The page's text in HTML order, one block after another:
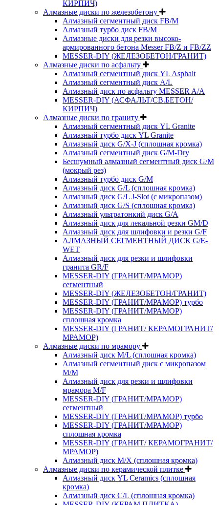
КИРПИЧ)
Алмазные диски по железобетону
Алмазный сегментный диск FB/M
Алмазный турбо диск FB/M
Алмазные диски для резки высоко-
армированного бетона Messer FB/Z и FB/ZZ
MESSER-DIY (ЖЕЛЕЗОБЕТОН/ГРАНИТ)
Алмазные диски по асфальту
Алмазный сегментный диск YL Asphalt
Алмазный сегментный диск A/L
Алмазный диск по асфальту MESSER A/A
MESSER-DIY (АСФАЛЬТ/СВ.БЕТОН/
КИРПИЧ)
Алмазные диски по граниту
Алмазный сегментный диск YL Granite
Алмазный турбо диск YL Granite
Алмазный диск G/X-J (сплошная кромка)
Алмазный сегментный диск G/M-Dry
Бесшумный алмазный сегментный диск G/M
(мокрый рез)
Алмазный турбо диск G/M
Алмазный диск G/L (сплошная кромка)
Алмазный диск G/L J-Slot (с микропазом)
Алмазный диск G/S (сплошная кромка)
Алмазный ультратонкий диск G/A
Алмазный диск для лекальной резки GM/D
Алмазный диск для шлифовки и резки G/F
АЛМАЗНЫЙ СЕГМЕНТНЫЙ ДИСК G/E-
WET
Алмазный диск для резки и шлифовки
гранита GR/F
MESSER-DIY (ГРАНИТ/МРАМОР)
сегментный
MESSER-DIY (ЖЕЛЕЗОБЕТОН/ГРАНИТ)
MESSER-DIY (ГРАНИТ/МРАМОР) турбо
MESSER-DIY (ГРАНИТ/МРАМОР)
сплошная кромка
MESSER-DIY (ГРАНИТ/ КЕРАМОГРАНИТ/
МРАМОР)
Алмазные диски по мрамору
Алмазный диск M/L (сплошная кромка)
Алмазный сегментный диск с микропазом
M/M
Алмазный диск для резки и шлифовки
мрамора M/F
MESSER-DIY (ГРАНИТ/МРАМОР)
сегментный
MESSER-DIY (ГРАНИТ/МРАМОР) турбо
MESSER-DIY (ГРАНИТ/МРАМОР)
сплошная кромка
MESSER-DIY (ГРАНИТ/ КЕРАМОГРАНИТ/
МРАМОР)
Алмазный диск M/X (сплошная кромка)
Алмазные диски по керамической плитке
Алмазный диск YL Ceramics (сплошная
кромка)
Алмазный диск C/L (сплошная кромка)